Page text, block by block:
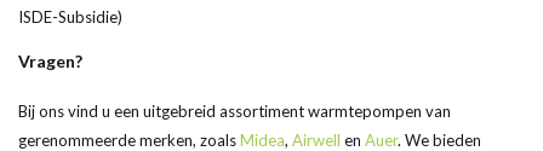
ISDE-Subsidie)
Vragen?
Bij ons vind u een uitgebreid assortiment warmtepompen van
gerenommeerde merken, zoalsMidea, Airwell en Auer. We bieden